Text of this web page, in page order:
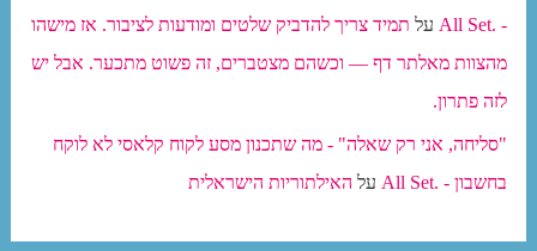
- .All Set
על תמיד צריך להדביק שלטים ומודעות לציבור. אז מישהו
מהצוות מאלתר דף — וכשהם מצטברים, זה פשוט מתכער. אבל יש
לזה פתרון.
"סליחה, אני רק שאלה" - מה שתכנון מסע לקוח קלאסי לא לוקח
בחשבון - .All Set
על האילתוריות הישראלית